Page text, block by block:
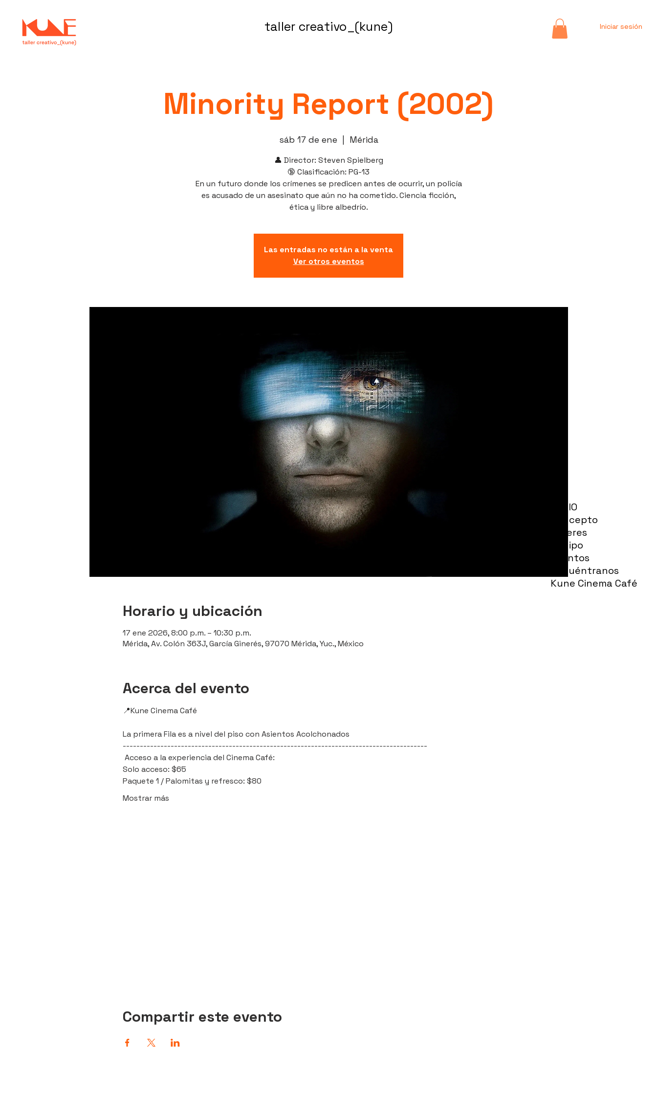
Iniciar sesión
taller creativo_(kune)
INICIO
Concepto
Talleres
Equipo
Eventos
Encuéntranos
Kune Cinema Café
Minority Report (2002)
sáb 17 de ene Mérida
👤 Director: Steven Spielberg
🔞 Clasificación: PG-13
En un futuro donde los crímenes se predicen antes de ocurrir, un policía
es acusado de un asesinato que aún no ha cometido. Ciencia ficción,
ética y libre albedrío.
Las entradas no están a la venta
Ver otros eventos
Horario y ubicación
17 ene 2026, 8:00 p.m. – 10:30 p.m.
Mérida, Av. Colón 363J, García Ginerés, 97070 Mérida, Yuc., México
Acerca del evento
📍Kune Cinema Café
La primera Fila es a nivel del piso con Asientos Acolchonados
-----------------------------------------------------------------------------------------
Acceso a la experiencia del Cinema Café:
Solo acceso: $65
Paquete 1 / Palomitas y refresco: $80
Mostrar más
Compartir este evento